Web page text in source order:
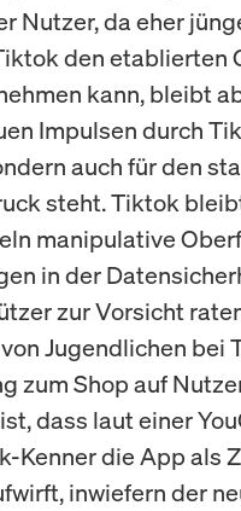
Nutzer, da eher
den etablierten
kann, bleibt
Impulsen durch
auch für den
steht. Tiktok
manipulative
in der
zur Vorsicht
Jugendlichen
zum Shop auf
dass laut einer
Kenner die App als
inwiefern der